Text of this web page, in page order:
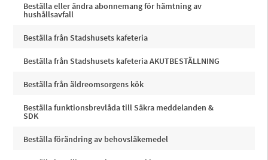
Beställa eller ändra abonnemang för hämtning av
hushållsavfall
Beställa från Stadshusets kafeteria
Beställa från Stadshusets kafeteria AKUTBESTÄLLNING
Beställa från äldreomsorgens kök
Beställa funktionsbrevlåda till Säkra meddelanden &
SDK
Beställa förändring av behovsläkemedel